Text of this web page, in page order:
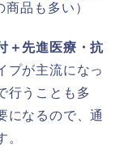
品も多い）
＋先進医療・抗
プが主流になっ
行うことも多
になるので、通